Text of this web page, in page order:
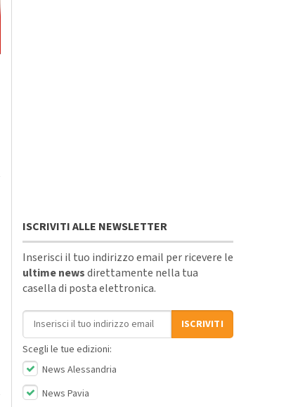
ISCRIVITI ALLE NEWSLETTER
Inserisci il tuo indirizzo email per ricevere le
ultime newsdirettamente nella tua
casella di posta elettronica.
Indirizzo email
ISCRIVITI
Scegli le tue edizioni:
News Alessandria
News Pavia